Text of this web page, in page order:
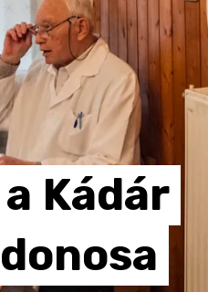
a Kádár